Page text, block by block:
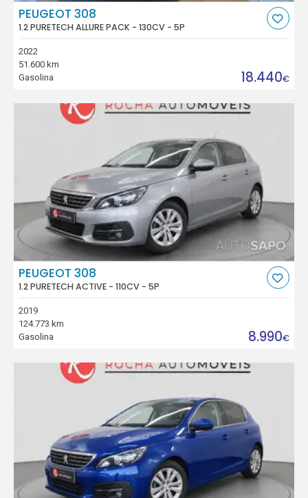
PEUGEOT 308
1.2 PURETECH ALLURE PACK - 130CV - 5P
2022
51.600 km
Gasolina
18.440€
PEUGEOT 308
1.2 PURETECH ACTIVE - 110CV - 5P
2019
124.773 km
Gasolina
8.990€